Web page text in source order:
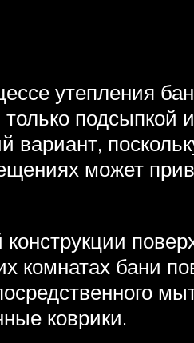
утепления
вариант,
может
комнатах бани
коврики.